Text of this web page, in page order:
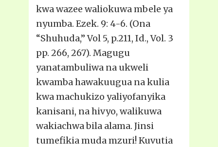
kwa wazee waliokuwa mbele ya
nyumba. Ezek. 9: 4-6. (Ona
“Shuhuda,” Vol 5, p.211, Id., Vol. 3
pp. 266, 267). Magugu
yanatambuliwa na ukweli
kwamba hawakuugua na kulia
kwa machukizo yaliyofanyika
kanisani, na hivyo, walikuwa
wakiachwa bila alama. Jinsi
tumefikia muda mzuri! Kuvutia